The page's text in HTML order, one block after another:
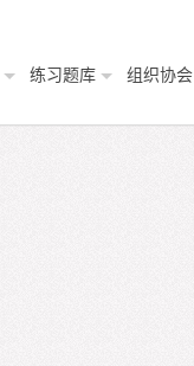
练习题库 组织协会